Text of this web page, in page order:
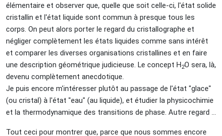
élémentaire et observer que, quelle que soit celle-ci, l'état solide
cristallin et l'état liquide sont commun à presque tous les
corps. On peut alors porter le regard du cristallographe et
négliger complètement les états liquides comme sans intérêt
et comparer les diverses organisations cristallines et en faire
une description géométrique judicieuse. Le concept H2O sera, là,
devenu complètement anecdotique.
Je puis encore m'intéresser plutôt au passage de l'état "glace"
(ou cristal) à l'état "eau" (au liquide), et étudier la physicochimie
et la thermodynamique des transitions de phase. Autre regard …
Tout ceci pour montrer que, parce que nous sommes encore